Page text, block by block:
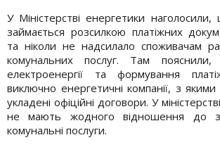
У Міністерстві енергетики
займається розсилкою платіжних
та ніколи не надсилало споживачам
комунальних послуг. Там
електроенергії та формування
виключно енергетичні компанії, з
укладені офіційні договори. У
не мають жодного відношення до
комунальні послуги.